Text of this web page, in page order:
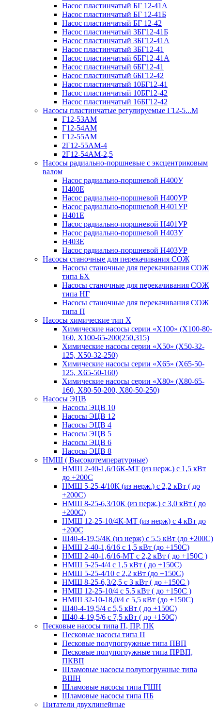
Насос пластинчатый БГ 12-41А
Насос пластинчатый БГ 12-41Б
Насос пластинчатый БГ 12-42
Насос пластинчатый 3БГ12-41Б
Насос пластинчатый 3БГ12-41А
Насос пластинчатый 3БГ12-41
Насос пластинчатый 6БГ12-41А
Насос пластинчатый 6БГ12-41
Насос пластинчатый 6БГ12-42
Насос пластинчатый 10БГ12-41
Насос пластинчатый 10БГ12-42
Насос пластинчатый 16БГ12-42
Насосы пластинчатые регулируемые Г12-5...М
Г12-53АМ
Г12-54АМ
Г12-55АМ
2Г12-55АМ-4
2Г12-54АМ-2,5
Насосы радиально-поршневые с эксцентриковым
валом
Насос радиально-поршневой Н400У
Н400Е
Насос радиально-поршневой Н400УР
Насос радиально-поршневой Н401УР
Н401Е
Насос радиально-поршневой Н401УР
Насос радиально-поршневой Н403У
Н403Е
Насос радиально-поршневой Н403УР
Насосы станочные для перекачивания СОЖ
Насосы станочные для перекачивания СОЖ
типа БХ
Насосы станочные для перекачивания СОЖ
типа НГ
Насосы станочные для перекачивания СОЖ
типа П
Насосы химические тип Х
Химические насосы серии «Х100» (Х100-80-
160, Х100-65-200(250,315)
Химические насосы серии «Х50» (Х50-32-
125, Х50-32-250)
Химические насосы серии «Х65» (Х65-50-
125, Х65-50-160)
Химические насосы серии «Х80» (Х80-65-
160, Х80-50-200, Х80-50-250)
Насосы ЭЦВ
Насосы ЭЦВ 10
Насосы ЭЦВ 12
Насосы ЭЦВ 4
Насосы ЭЦВ 5
Насосы ЭЦВ 6
Насосы ЭЦВ 8
НМШ ( Высокотемпературные)
НМШ 2-40-1,6/16К-МТ (из нерж.) с 1,5 кВт
до +200С
НМШ 5-25-4/10К (из нерж.) с 2,2 кВт ( до
+200С)
НМШ 8-25-6,3/10К (из нерж.) с 3,0 кВт ( до
+200С)
НМШ 12-25-10/4К-МТ (из нерж) с 4 кВт до
+200С
Ш40-4-19,5/4К (из нерж) с 5,5 кВт (до +200С)
НМШ 2-40-1,6/16 с 1,5 кВт (до +150С)
НМШ 2-40-1,6/16-МТ с 2,2 кВт ( до +150С )
НМШ 5-25-4/4 с 1,5 кВт ( до +150С)
НМШ 5-25-4/10 с 2,2 кВт (до +150С)
НМШ 8-25-6,3/2,5 с 3 кВт ( до +150С )
НМШ 12-25-10/4 с 5.5 кВт ( до +150С )
НМШ 32-10-18,0/4 с 5,5 кВт (до +150С)
Ш40-4-19,5/4 с 5,5 кВт ( до +150С)
Ш40-4-19,5/6 с 7,5 кВт ( до +150С)
Песковые насосы типа П, ПР, ПК
Песковые насосы типа П
Песковые полупогружные типа ПВП
Песковые полупогружные типа ПРВП,
ПКВП
Шламовые насосы полупогружные типа
ВШН
Шламовые насосы типа ГШН
Шламовые насосы типа ПБ
Питатели двухлинейные